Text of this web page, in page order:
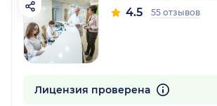
4.5 55 отзывов
Лицензия проверена